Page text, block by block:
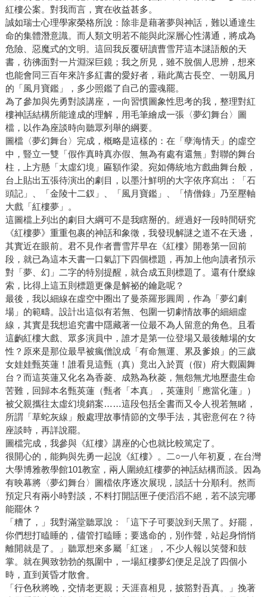
紅樓公案。對我而言，實在收益甚多。
誠如瑞士心理學家榮格所說：除非是藉著夢與神話，難以通達生
命的集體潛意識。而人類文明若不能與此深層心性溝通，將成為
危險、惡魔式的文明。這回我反覆研讀曹雪芹這本謎語般的天
書，彷彿面對一片淵深巨鏡；我之所見，雖不脫個人思辨，想來
也能會同三百年來許多紅書的愛好者，藉此萬古長空、一朝風月
的「風月寶鑑」，多少照鑑了自己的靈魂罷。
為了參加與先勇對談講座，一向習慣圖象性思考的我，整理對紅
樓神話結構所能達成的理解，用毛筆繪成一張〈夢幻舞台〉圖
檔，以作為座談時向聽眾列舉的綱要。
圖檔〈夢幻舞台〉完成，概略是這樣的：在「孽海情天」的虛空
中，豎立一雙「假作真時真亦假、無為有處有還無」對聯的舞台
柱，上方懸「太虛幻境」匾額作梁。宛如傳統地方戲曲舞台般，
台上貼出五張待演出的劇目，以墨汁鮮明的大字依序寫出：「石
頭記」、「金陵十二釵」、「風月寶鑑」、「情僧錄」乃至壓軸
大戲「紅樓夢」。
這圖檔上列出的劇目大綱可不是我瞎掰的。經過好一段時間研究
《紅樓夢》重重包裹的神話和象徵，我發現解謎之道不在天邊，
其實近在眼前。君不見作者曹雪芹早在《紅樓》開卷第一回前
段，就已為這本天書一口氣訂下四個標題，再加上他向讀者預示
對「夢、幻」二字的特別提醒，就合成五則標題了。還有什麼線
索，比得上這五則標題更像是解祕的鑰匙呢？
最後，我以細線在虛空中圈出了曼荼羅形圓周，作為「夢幻劇
場」的範疇。設計出這似有若無、包圍一切劇情故事的細細虛
線，其實是我想追究書中隱藏著一位最不為人留意的角色。且看
這齣紅樓大戲、眾多演員中，誰才是第一位登場又最後離場的女
性？原來是那位最早被瘋僧說成「有命無運、累及爹娘」的三歲
女娃娃甄英蓮！誰看見這甄（真）竟出入於賈（假）府大觀園舞
台？而這英蓮又化名為香菱、成熟為秋菱，無怨無尤地歷盡生命
苦難，回歸本名甄英蓮（甄者「本真」，英蓮則「應當化蓮」）
被父親攜往太虛幻境銷案……這段包括全書而又令人視若無睹，
所謂「草蛇灰線」般處理故事情節的文學手法，其密意何在？待
座談時，再詳說罷。
圖檔完成，我參與《紅樓》講座的心也就比較篤定了。
很開心的，能夠與先勇一起說《紅樓》。二○一八年初夏，在台灣
大學博雅教學館101教室，兩人圍繞紅樓夢的神話結構而談。因為
有映幕將〈夢幻舞台〉圖檔依序逐次展現，談話十分順利。然而
預定只有兩小時對談，不料打開話匣子便滔滔不絕，若不談完哪
能罷休？
「糟了，」我對滿堂聽眾說：「這下子可要說到天黑了。好罷，
你們想打瞌睡的，儘管打瞌睡；要逃命的，別作聲，站起身悄悄
離開就是了。」聽眾想來多屬「紅迷」，不少人報以笑聲和鼓
掌。就在興致勃勃的氛圍中，一場紅樓夢幻便足足說了四個小
時，直到黃昏才散會。
「行色秋將晚，交情老更親；天涯喜相見，披豁對吾真。」挽著